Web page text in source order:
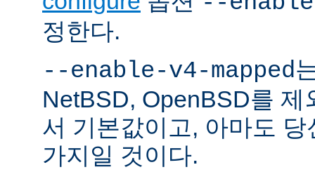
정한다.
--enable-v4-mapped
NetBSD, OpenBSD를 제
서 기본값이고, 아마도
가지일 것이다.